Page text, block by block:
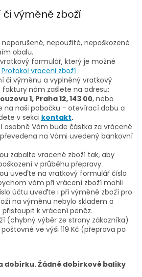
výměně zboží
nepoužité, nepoškozené
obalu.
formulář, který je možné
Protokol vraceni zboží
či výměnu a vyplněný vratkový
nám zašlete na adresu:
1, Praha 12, 143 00, nebo
na naši pobočku - otevírací dobu a
v sekci kontakt.
osobně Vám bude částka za vrácené
na Vámi uvedený bankovní
zabalte vracené zboží tak, aby
v průběhu přepravy.
uveďte na vratkový formulář číslo
vám při vrácení zboží mohli
účtu uveďte i při výměně zboží pro
na výměnu nebylo skladem a
k vrácení peněz.
(chybný výběr ze strany zákazníka)
ve výši 119 Kč (přeprava po
dobírku. Žádné dobírkové balíky